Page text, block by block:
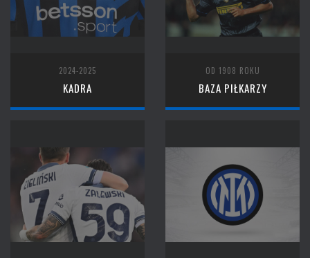
2024-2025
KADRA
OD 1908 ROKU
BAZA PIŁKARZY